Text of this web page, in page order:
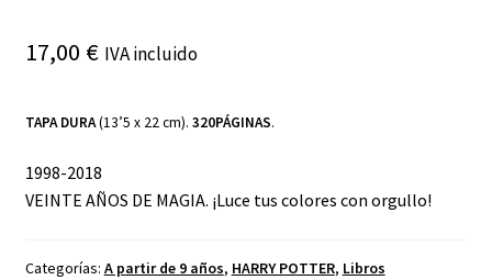
17,00 € IVA incluido
TAPA DURA(13’5 x 22 cm). 320PÁGINAS.
1998-2018
VEINTE AÑOS DE MAGIA. ¡Luce tus colores con orgullo!
Categorías: A partir de 9 años, HARRY POTTER, Libros